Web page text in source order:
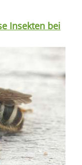
Insekten bei